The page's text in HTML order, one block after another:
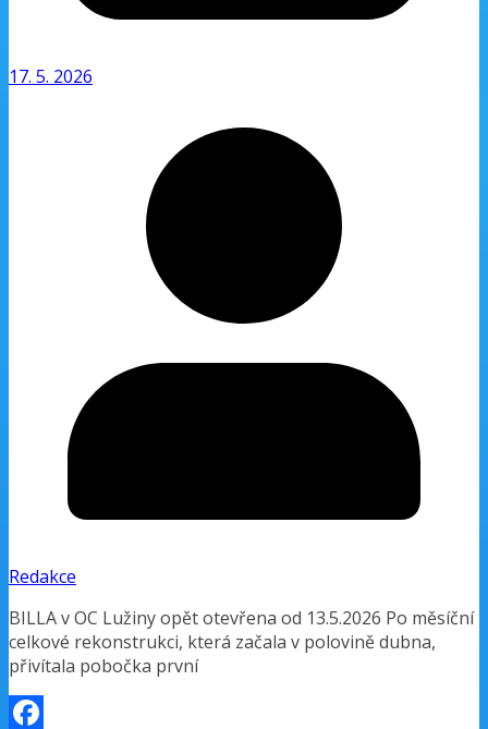
17. 5. 2026
Redakce
BILLA v OC Lužiny opět otevřena od 13.5.2026 Po měsíční
celkové rekonstrukci, která začala v polovině dubna,
přivítala pobočka první